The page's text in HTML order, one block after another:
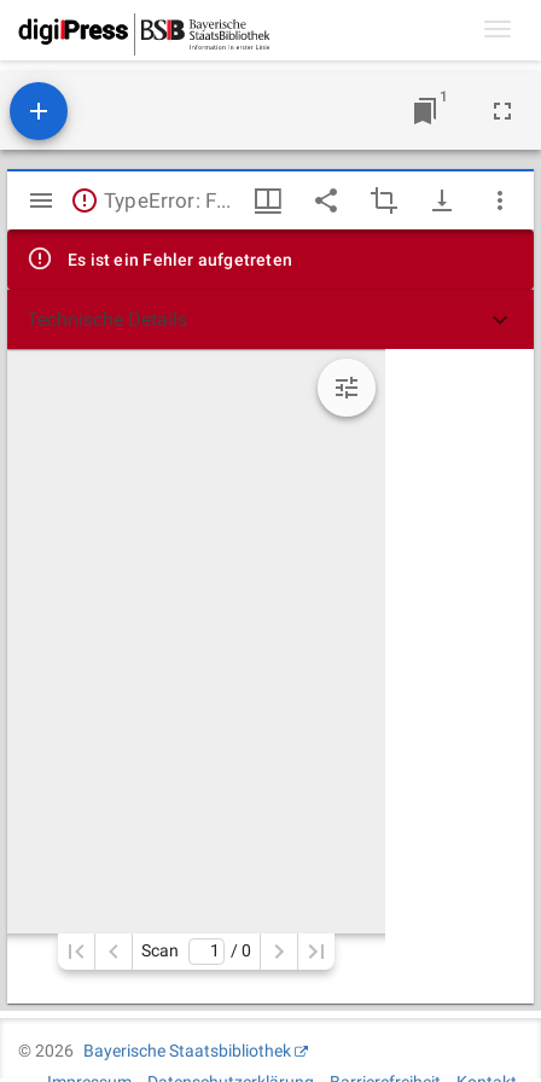
1
Mirador
Viewer
TypeError: Failed to fetch
Es ist ein Fehler aufgetreten
Technische Details
Scan / 0
©2026
Bayerische Staatsbibliothek